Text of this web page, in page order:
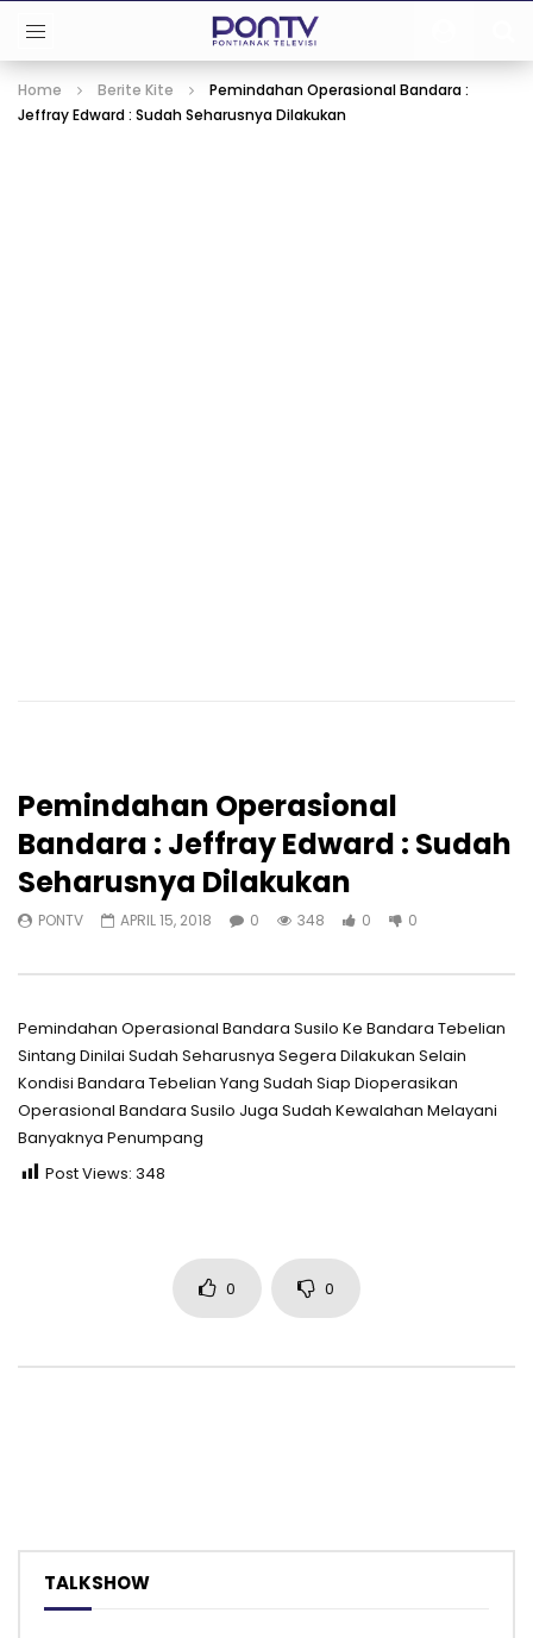
Home Berite Kite
Pemindahan Operasional Bandara :
Jeffray Edward : Sudah Seharusnya Dilakukan
Pemindahan Operasional
Bandara : Jeffray Edward : Sudah
Seharusnya Dilakukan
PONTV APRIL 15, 2018 0 348 0 0
Pemindahan Operasional Bandara Susilo Ke Bandara Tebelian
Sintang Dinilai Sudah Seharusnya Segera Dilakukan Selain
Kondisi Bandara Tebelian Yang Sudah Siap Dioperasikan
Operasional Bandara Susilo Juga Sudah Kewalahan Melayani
Banyaknya Penumpang
Post Views: 348
0 0
TALKSHOW